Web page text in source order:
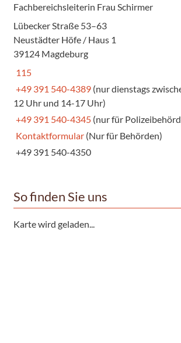
Fachbereichsleiterin Frau Schirmer
Lübecker Straße 53–63
Neustädter Höfe / Haus 1
39124 Magdeburg
115
+49 391 540-4389 (nur dienstags
12 Uhr und 14-17 Uhr)
+49 391 540-4345 (nur für
Kontaktformular(Nur für Behörden)
+49 391 540-4350
So finden Sie uns
Karte wird geladen...